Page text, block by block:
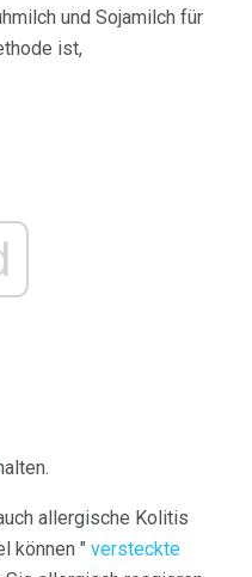
und Sojamilch für
ist,
allergische Kolitis
können " versteckte